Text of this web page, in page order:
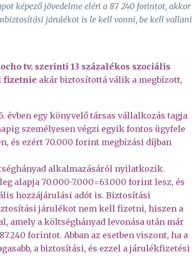
képező jövedelme eléri a 87 240 forintot, akkor
járulékot is le kell vonni, be kell vallani
tv. szerinti 13 százalékos szociális
fizetnie akár biztosítottá válik a megbízott,
évben egy könyvelő társas vállalkozás tagja
személyesen végzi egyik fontos ügyfele
és ezért 70.000 forint megbízási díjban
alkalmazásáról nyilatkozik.
alapja 70.000-7.000=63.000 forint lesz, és
hozzájárulási adót is. Biztosítási
járulékot nem kell fizetni, hiszen a
amely a költséghányad levonása után már
forintot. Abban az esetben viszont, ha a
a biztosítási, és ezzel a járulékfizetési